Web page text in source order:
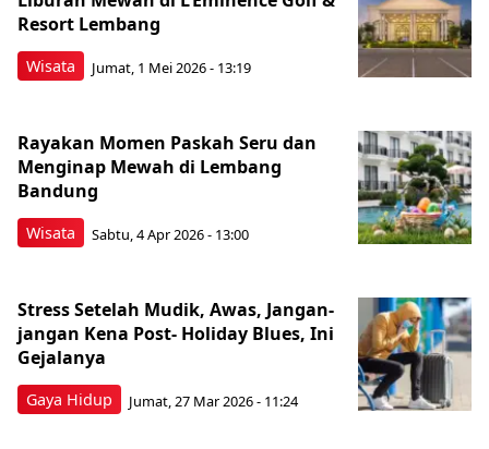
Wisata
Resort Lembang
Jumat, 1 Mei 2026 - 13:19
Wisata
Rayakan Momen Paskah Seru dan
Menginap Mewah di Lembang
Bandung
Sabtu, 4 Apr 2026 - 13:00
Gaya Hidup
Stress Setelah Mudik, Awas, Jangan-
jangan Kena Post- Holiday Blues, Ini
Gejalanya
Jumat, 27 Mar 2026 - 11:24